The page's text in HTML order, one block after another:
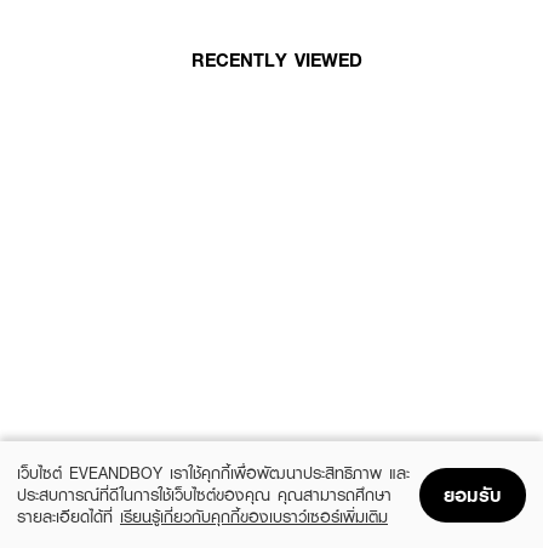
RECENTLY VIEWED
เว็บไซต์ EVEANDBOY เราใช้คุกกี้เพื่อพัฒนาประสิทธิภาพ และ
ประสบการณ์ที่ดีในการใช้เว็บไซต์ของคุณ คุณสามารถศึกษา
รายละเอียดได้ที่ เรียนรู้เกี่ยวกับคุกกี้ของเบราว์เซอร์เพิ่มเติม
ยอมรับ